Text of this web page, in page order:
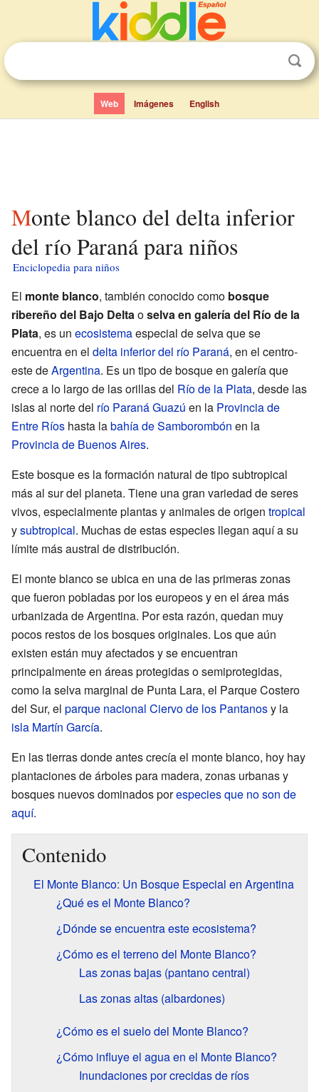
Web Imágenes English
Monte blanco del delta inferior
del río Paraná para niños
Enciclopedia para niños
El monte blanco, también conocido como bosque
ribereño del Bajo Deltaoselva en galería del Río de la
Plata, es un ecosistemaespecial de selva que se
encuentra en el delta inferior del río Paraná, en el centro-
este deArgentina. Es un tipo de bosque en galería que
crece a lo largo de las orillas del Río de la Plata, desde las
islas al norte del río Paraná Guazú en la Provincia de
Entre Ríos hasta labahía de Samborombón en la
Provincia de Buenos Aires.
Este bosque es la formación natural de tipo subtropical
más al sur del planeta. Tiene una gran variedad de seres
vivos, especialmente plantas y animales de origen tropical
ysubtropical. Muchas de estas especies llegan aquí a su
límite más austral de distribución.
El monte blanco se ubica en una de las primeras zonas
que fueron pobladas por los europeos y en el área más
urbanizada de Argentina. Por esta razón, quedan muy
pocos restos de los bosques originales. Los que aún
existen están muy afectados y se encuentran
principalmente en áreas protegidas o semiprotegidas,
como la selva marginal de Punta Lara, el Parque Costero
del Sur, el parque nacional Ciervo de los Pantanosy la
isla Martín García.
En las tierras donde antes crecía el monte blanco, hoy hay
plantaciones de árboles para madera, zonas urbanas y
bosques nuevos dominados porespecies que no son de
aquí.
Contenido
El Monte Blanco: Un Bosque Especial en Argentina
¿Qué es el Monte Blanco?
¿Dónde se encuentra este ecosistema?
¿Cómo es el terreno del Monte Blanco?
Las zonas bajas (pantano central)
Las zonas altas (albardones)
¿Cómo es el suelo del Monte Blanco?
¿Cómo influye el agua en el Monte Blanco?
Inundaciones por crecidas de ríos